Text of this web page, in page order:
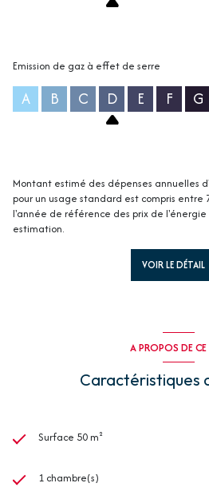
Emission de gaz à effet de serre
A B C D E F G
Montant estimé des dépenses annuelles
pour un usage standard est compris entre
l'année de référence des prix de
estimation.
VOIR LE DÉTAIL
A PROPOS DE CE
Caractéristiques
Surface 50 m²
1 chambre(s)